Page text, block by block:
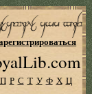
П Р С Т У Ф Х Ц